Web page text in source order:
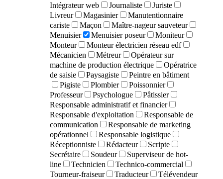
Intégrateur web
Journaliste
Juriste
Livreur
Magasinier
Manutentionnaire
cariste
Maçon
Maître-nageur sauveteur
Menuisier
Menuisier poseur
Moniteur
Monteur
Monteur électricien réseau edf
Mécanicien
Métreur
Opérateur sur
machine de production électrique
Opératrice
de saisie
Paysagiste
Peintre en bâtiment
Pigiste
Plombier
Poissonnier
Professeur
Psychologue
Pâtissier
Responsable administratif et financier
Responsable d'exploitation
Responsable de
communication
Responsable de marketing
opérationnel
Responsable logistique
Réceptionniste
Rédacteur
Scripte
Secrétaire
Soudeur
Superviseur de hot-
line
Technicien
Technico-commercial
Tourneur-fraiseur
Traducteur
Télévendeur